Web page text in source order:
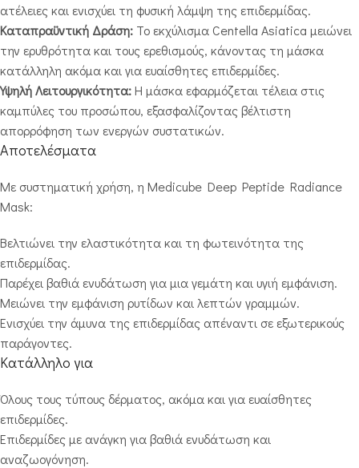
ατέλειες και ενισχύει τη φυσική λάμψη της επιδερμίδας.
Καταπραϋντική Δράση: Το εκχύλισμα Centella Asiatica μειώνει
την ερυθρότητα και τους ερεθισμούς, κάνοντας τη μάσκα
κατάλληλη ακόμα και για ευαίσθητες επιδερμίδες.
Υψηλή Λειτουργικότητα:Η μάσκα εφαρμόζεται τέλεια στις
καμπύλες του προσώπου, εξασφαλίζοντας βέλτιστη
απορρόφηση των ενεργών συστατικών.
Αποτελέσματα
Με συστηματική χρήση, η Medicube Deep Peptide Radiance
Mask:
Βελτιώνει την ελαστικότητα και τη φωτεινότητα της
επιδερμίδας.
Παρέχει βαθιά ενυδάτωση για μια γεμάτη και υγιή εμφάνιση.
Μειώνει την εμφάνιση ρυτίδων και λεπτών γραμμών.
Ενισχύει την άμυνα της επιδερμίδας απέναντι σε εξωτερικούς
παράγοντες.
Κατάλληλο για
Όλους τους τύπους δέρματος, ακόμα και για ευαίσθητες
επιδερμίδες.
Επιδερμίδες με ανάγκη για βαθιά ενυδάτωση και
αναζωογόνηση.